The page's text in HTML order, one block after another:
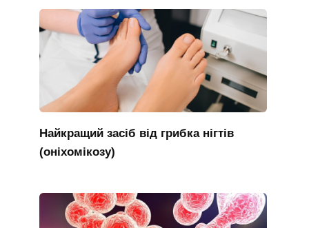
Найкращий засіб від грибка нігтів
(оніхомікозу)